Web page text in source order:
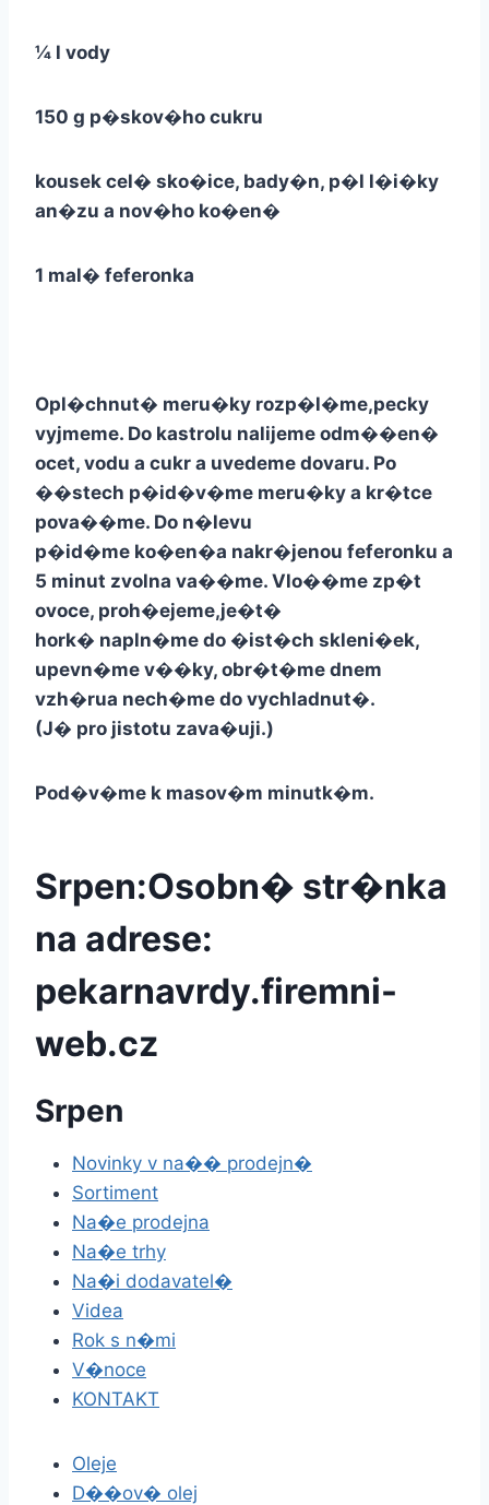
¼ l vody
150 g p�skov�ho cukru
kousek cel� sko�ice, bady�n, p�l l�i�ky
an�zu a nov�ho ko�en�
1 mal� feferonka
Opl�chnut� meru�ky rozp�l�me,pecky
vyjmeme. Do kastrolu nalijeme odm��en�
ocet, vodu a cukr a uvedeme dovaru. Po
��stech p�id�v�me meru�ky a kr�tce
pova��me. Do n�levu
p�id�me ko�en�a nakr�jenou feferonku a
5 minut zvolna va��me. Vlo��me zp�t
ovoce, proh�ejeme,je�t�
hork� napln�me do �ist�ch skleni�ek,
upevn�me v��ky, obr�t�me dnem
vzh�rua nech�me do vychladnut�.
(J� pro jistotu zava�uji.)
Pod�v�me k masov�m minutk�m.
Srpen:Osobn� str�nka
na adrese:
pekarnavrdy.firemni-
web.cz
Srpen
Novinky v na�� prodejn�
Sortiment
Na�e prodejna
Na�e trhy
Na�i dodavatel�
Videa
Rok s n�mi
V�noce
KONTAKT
Oleje
D��ov� olej